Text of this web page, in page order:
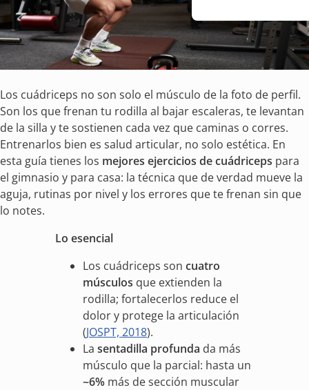
Los cuádriceps no son solo el músculo de la foto de perfil.
Son los que frenan tu rodilla al bajar escaleras, te levantan
de la silla y te sostienen cada vez que caminas o corres.
Entrenarlos bien es salud articular, no solo estética. En
esta guía tienes los mejores ejercicios de cuádriceps para
el gimnasio y para casa: la técnica que de verdad mueve la
aguja, rutinas por nivel y los errores que te frenan sin que
lo notes.
Lo esencial
Los cuádriceps son cuatro
músculos que extienden la
rodilla; fortalecerlos reduce el
dolor y protege la articulación
(JOSPT, 2018).
La sentadilla profunda da más
músculo que la parcial: hasta un
~6% más de sección muscular